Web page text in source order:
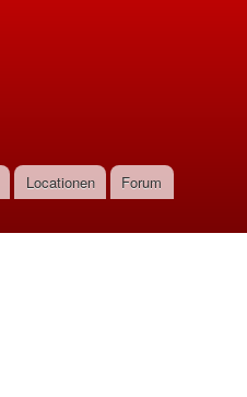
Locationen
Forum